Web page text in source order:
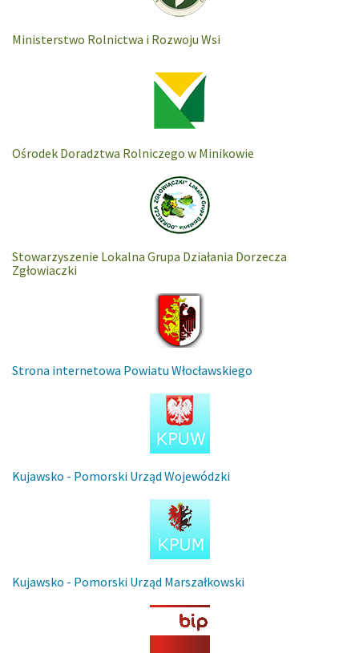
Ministerstwo Rolnictwa i Rozwoju Wsi
Ośrodek Doradztwa Rolniczego w Minikowie
Stowarzyszenie Lokalna Grupa Działania Dorzecza
Zgłowiaczki
Strona internetowa Powiatu Włocławskiego
Kujawsko - Pomorski Urząd Wojewódzki
Kujawsko - Pomorski Urząd Marszałkowski